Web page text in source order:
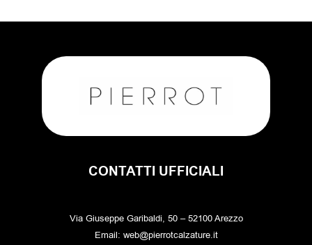
CONTATTI UFFICIALI
Via Giuseppe Garibaldi, 50 – 52100 Arezzo
Email: web@pierrotcalzature.it